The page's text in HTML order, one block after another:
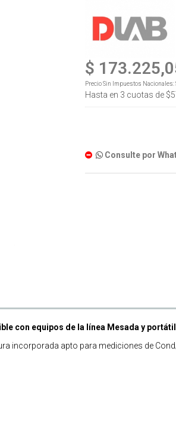
$
Precio Sin Impuestos Nacionales:
Hasta en 3 cuotas de
Consulte por
con equipos de la línea Mesada y portátil
incorporada apto para mediciones de